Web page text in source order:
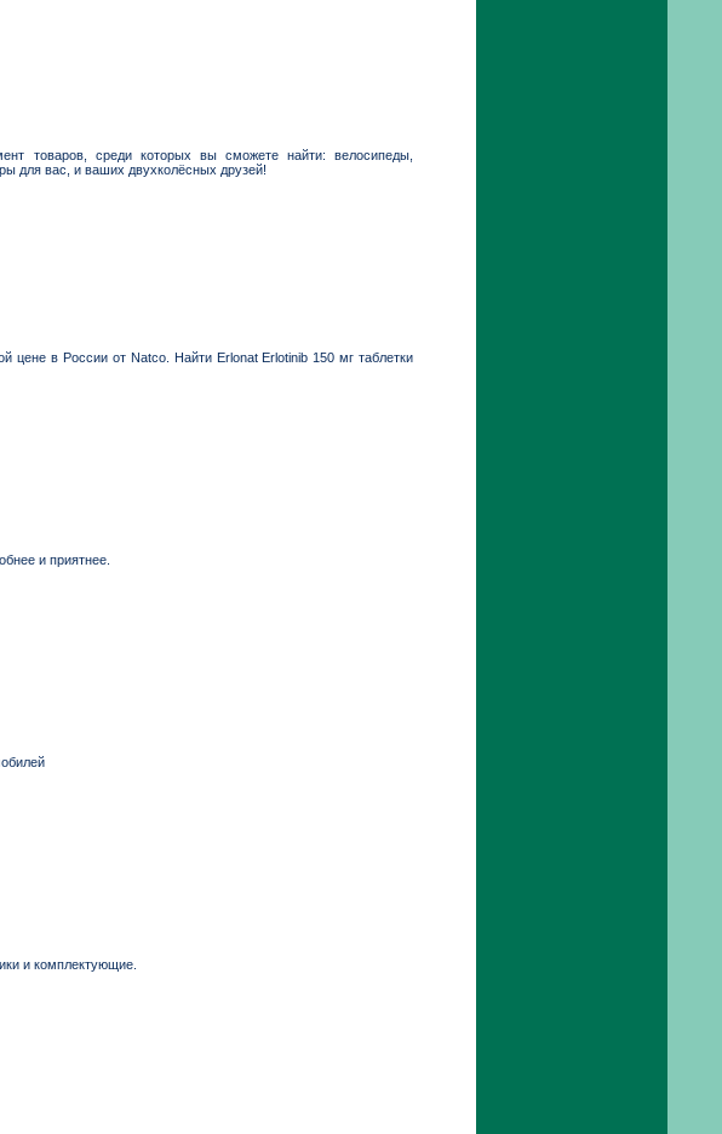
товаров, среди которых вы сможете найти: велосипеды,
для вас, и ваших двухколёсных друзей!
цене в России от Natco. Найти Erlonat Erlotinib 150 мг таблетки
и приятнее.
и комплектующие.